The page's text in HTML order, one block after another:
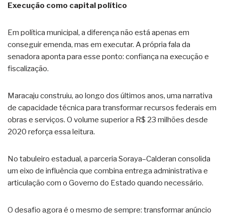
Execução como capital político
Em política municipal, a diferença não está apenas em
conseguir emenda, mas em executar. A própria fala da
senadora aponta para esse ponto: confiança na execução e
fiscalização.
Maracaju construiu, ao longo dos últimos anos, uma narrativa
de capacidade técnica para transformar recursos federais em
obras e serviços. O volume superior a R$ 23 milhões desde
2020 reforça essa leitura.
No tabuleiro estadual, a parceria Soraya–Calderan consolida
um eixo de influência que combina entrega administrativa e
articulação com o Governo do Estado quando necessário.
O desafio agora é o mesmo de sempre: transformar anúncio